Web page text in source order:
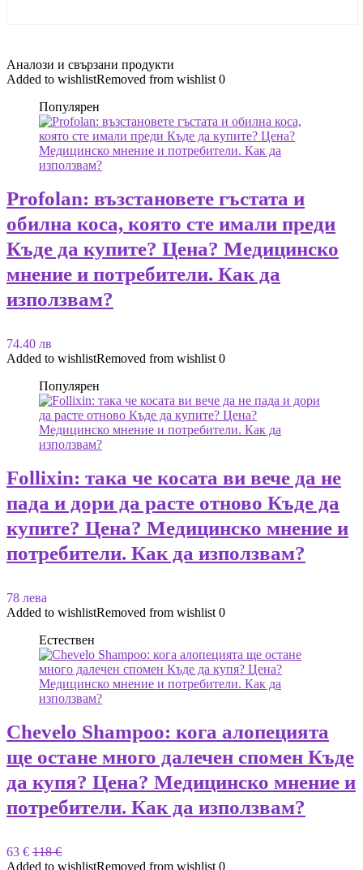
Аналози и свързани продукти
Added to wishlistRemoved from wishlist 0
Популярен
Profolan: възстановете гъстата и
обилна коса, която сте имали преди
Къде да купите? Цена? Медицинско
мнение и потребители. Как да
използвам?
74.40 лв
Added to wishlistRemoved from wishlist 0
Популярен
Follixin: така че косата ви вече да не
пада и дори да расте отново Къде да
купите? Цена? Медицинско мнение и
потребители. Как да използвам?
78 лева
Added to wishlistRemoved from wishlist 0
Естествен
Chevelo Shampoo: кога алопецията
ще остане много далечен спомен Къде
да купя? Цена? Медицинско мнение и
потребители. Как да използвам?
63 € 118 €
Added to wishlistRemoved from wishlist 0